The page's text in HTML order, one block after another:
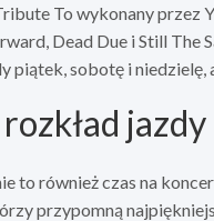
To wykonany przez
Dead Due i Still The
piątek, sobotę i
jazdy
to również czas na
przypomną